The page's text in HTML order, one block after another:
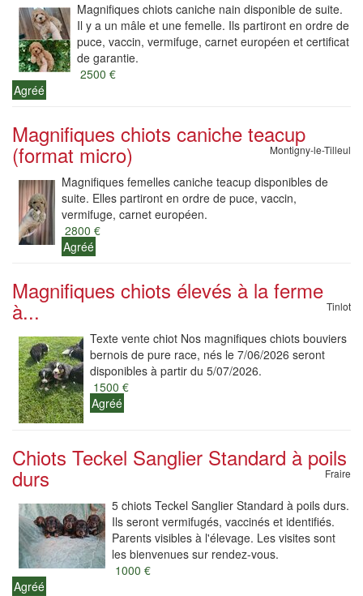
Magnifiques chiots caniche nain disponible de suite.
Il y a un mâle et une femelle. Ils partiront en ordre de
puce, vaccin, vermifuge, carnet européen et certificat
de garantie.
2500 €
Agréé
Magnifiques chiots caniche teacup
(format micro) Montigny-le-Tilleul
Magnifiques femelles caniche teacup disponibles de
suite. Elles partiront en ordre de puce, vaccin,
vermifuge, carnet européen.
2800 €
Agréé
Magnifiques chiots élevés à la ferme
à... Tinlot
Texte vente chiot Nos magnifiques chiots bouviers
bernois de pure race, nés le 7/06/2026 seront
disponibles à partir du 5/07/2026.
1500 €
Agréé
Chiots Teckel Sanglier Standard à poils
durs Fraire
5 chiots Teckel Sanglier Standard à poils durs.
Ils seront vermifugés, vaccinés et identifiés.
Parents visibles à l'élevage. Les visites sont
les bienvenues sur rendez-vous.
1000 €
Agréé